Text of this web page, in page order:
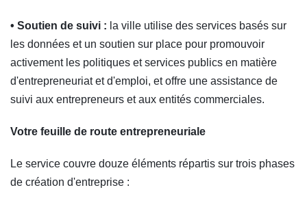
• Soutien de suivi : la ville utilise des services basés sur
les données et un soutien sur place pour promouvoir
activement les politiques et services publics en matière
d'entrepreneuriat et d'emploi, et offre une assistance de
suivi aux entrepreneurs et aux entités commerciales.
Votre feuille de route entrepreneuriale
Le service couvre douze éléments répartis sur trois phases
de création d'entreprise :